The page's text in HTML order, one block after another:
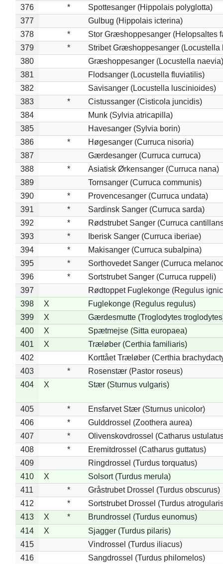
376
*
Spottesanger (Hippolais polyglotta)
377
Gulbug (Hippolais icterina)
378
*
Stor Græshoppesanger (Helopsaltes
379
*
Stribet Græshoppesanger (Locustella
380
Græshoppesanger (Locustella naevia)
381
Flodsanger (Locustella fluviatilis)
382
Savisanger (Locustella luscinioides)
383
*
Cistussanger (Cisticola juncidis)
384
Munk (Sylvia atricapilla)
385
Havesanger (Sylvia borin)
386
*
Høgesanger (Curruca nisoria)
387
Gærdesanger (Curruca curruca)
388
*
Asiatisk Ørkensanger (Curruca nana)
389
Tornsanger (Curruca communis)
390
*
Provencesanger (Curruca undata)
391
*
Sardinsk Sanger (Curruca sarda)
392
*
Rødstrubet Sanger (Curruca
393
*
Iberisk Sanger (Curruca iberiae)
394
*
Makisanger (Curruca subalpina)
395
*
Sorthovedet Sanger (Curruca
396
*
Sortstrubet Sanger (Curruca ruppeli)
397
Rødtoppet Fuglekonge (Regulus
398
X
Fuglekonge (Regulus regulus)
399
X
Gærdesmutte (Troglodytes
400
X
Spætmejse (Sitta europaea)
401
X
Træløber (Certhia familiaris)
402
Korttået Træløber (Certhia
403
*
Rosenstær (Pastor roseus)
404
X Stær (Sturnus vulgaris)
405 *
Ensfarvet Stær (Sturnus unicolor)
406
*
Gulddrossel (Zoothera aurea)
407
*
Olivenskovdrossel (Catharus
408
*
Eremitdrossel (Catharus guttatus)
409
Ringdrossel (Turdus torquatus)
410
X
Solsort (Turdus merula)
411
*
Gråstrubet Drossel (Turdus obscurus)
412
*
Sortstrubet Drossel (Turdus
413
X *
Brundrossel (Turdus eunomus)
414
X
Sjagger (Turdus pilaris)
415
Vindrossel (Turdus iliacus)
416
Sangdrossel (Turdus philomelos)